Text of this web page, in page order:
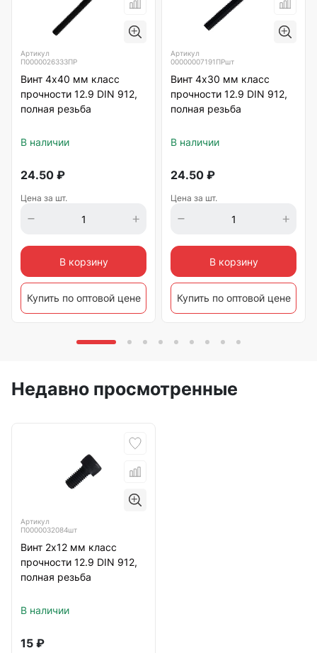
Артикул
П0000026333ПР
Винт 4х40 мм класс
прочности 12.9 DIN 912,
полная резьба
В наличии
24.50 ₽
Цена за шт.
В корзину
Купить по оптовой цене
Артикул
00000007191ПРшт
Винт 4х30 мм класс
прочности 12.9 DIN 912,
полная резьба
В наличии
24.50 ₽
Цена за шт.
В корзину
Купить по оптовой цене
Недавно просмотренные
Артикул
П0000032084шт
Винт 2х12 мм класс
прочности 12.9 DIN 912,
полная резьба
В наличии
15 ₽